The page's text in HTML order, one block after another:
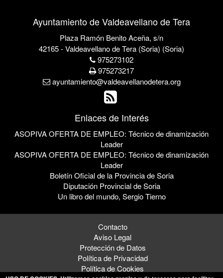
Ayuntamiento de Valdeavellano de Tera
Plaza Ramón Benito Aceña, s/n
42165 - Valdeavellano de Tera (Soria) (Soria)
975273102
975273217
ayuntamiento@valdeavellanodetera.org
Enlaces de Interés
ASOPIVA OFERTA DE EMPLEO: Técnico de dinamización
Leader
ASOPIVA OFERTA DE EMPLEO: Técnico de dinamización
Leader
Boletín Oficial de la Provincia de Soria
Diputación Provincial de Soria
Un libro del mundo, Sergio Tierno
Contacto
Aviso Legal
Protección de Datos
Política de Privacidad
Política de Cookies